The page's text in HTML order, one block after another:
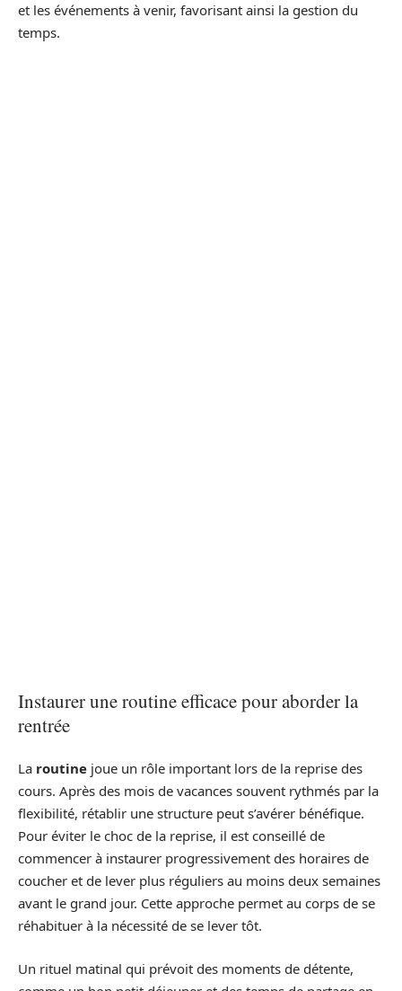
et les événements à venir, favorisant ainsi la gestion du
temps.
Instaurer une routine efficace pour aborder la
rentrée
La routine joue un rôle important lors de la reprise des
cours. Après des mois de vacances souvent rythmés par la
flexibilité, rétablir une structure peut s’avérer bénéfique.
Pour éviter le choc de la reprise, il est conseillé de
commencer à instaurer progressivement des horaires de
coucher et de lever plus réguliers au moins deux semaines
avant le grand jour. Cette approche permet au corps de se
réhabituer à la nécessité de se lever tôt.
Un rituel matinal qui prévoit des moments de détente,